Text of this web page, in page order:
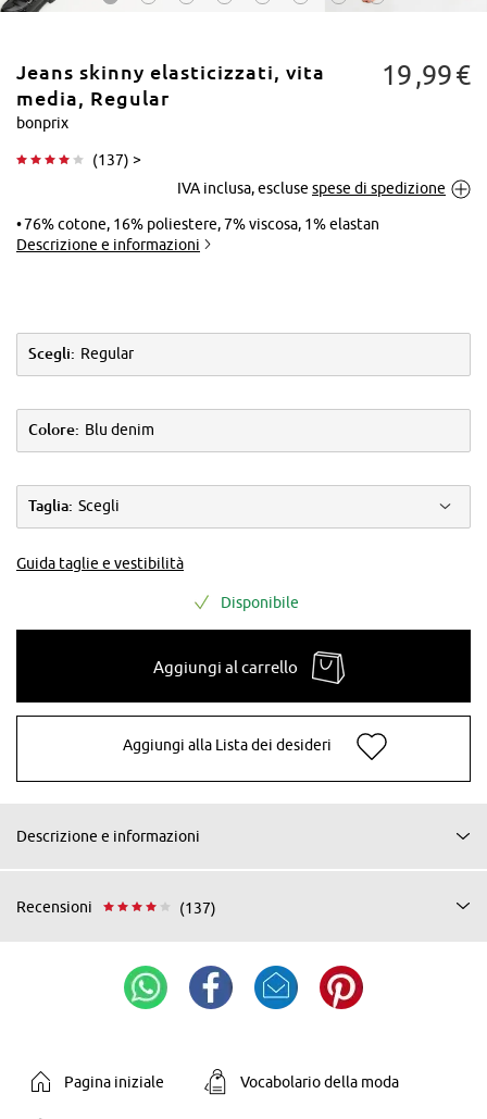
ingrandire
Jeans skinny elasticizzati, vita
media, Regular
bonprix
(137) >
19 99€
IVA inclusa, escluse spese di spedizione
76% cotone, 16% poliestere, 7% viscosa, 1% elastan
Descrizione e informazioni
Scegli: Regular
Colore: Blu denim
Taglia: Scegli
Guida taglie e vestibilità
Disponibile
Aggiungi al carrello
Aggiungi alla Lista dei desideri
Descrizione e informazioni
Recensioni (137)
Pagina iniziale Vocabolario della moda